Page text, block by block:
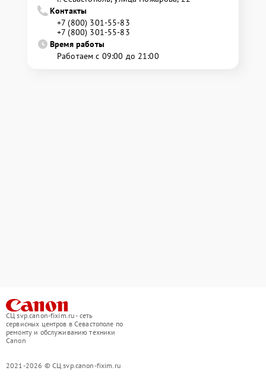
Контакты
+7 (800) 301-55-83
+7 (800) 301-55-83
Время работы
Работаем с 09:00 до 21:00
СЦ svp.canon-fixim.ru - сеть
сервисных центров в Севастополе по
ремонту и обслуживанию техники
Canon
2021-2026 © СЦ svp.canon-fixim.ru